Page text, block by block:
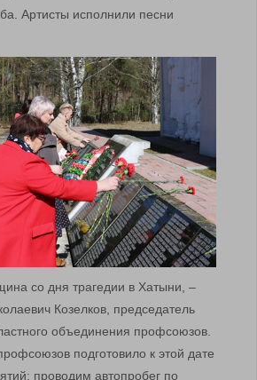
Артисты исполнили песни
со дня трагедии в Хатыни, –
Козелков, председатель
объединения профсоюзов.
подготовило к этой дате
проводим автопробег по